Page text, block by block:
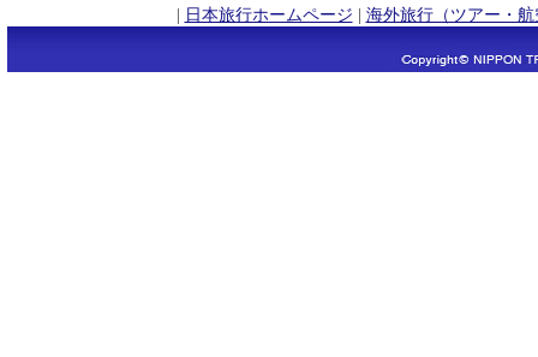
| 日本旅行ホームページ | 海外旅行（ツアー・航